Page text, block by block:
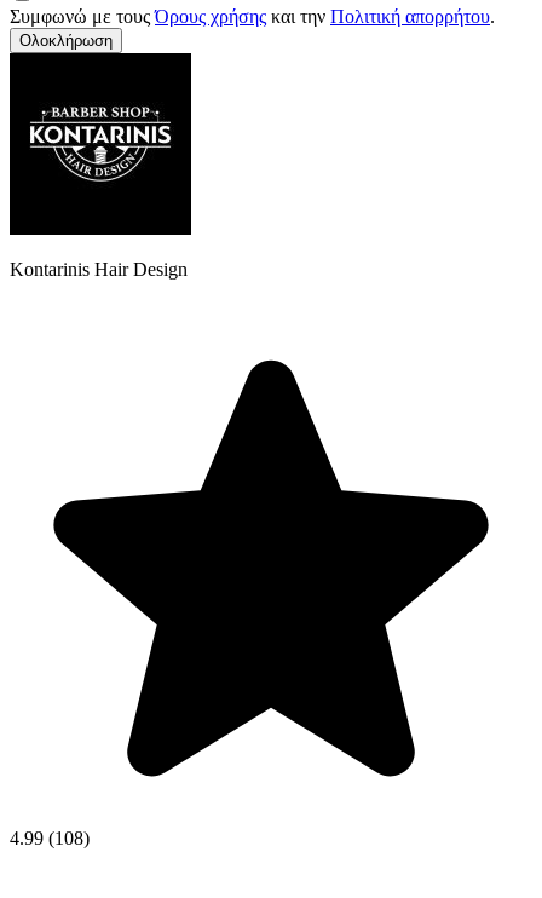
Συμφωνώ με τουςΌρους χρήσης και την Πολιτική απορρήτου.
Ολοκλήρωση
Kontarinis Hair Design
4.99 (108)